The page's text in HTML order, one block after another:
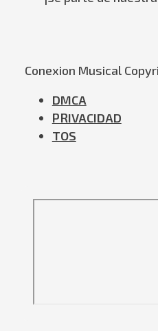
Conexion Musical
DMCA
PRIVACIDAD
TOS